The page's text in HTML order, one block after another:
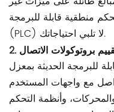
منطقية قابلة للبرمجة
(PLC) لا تلبي احتياجاتك.
تقييم بروتوكولات الاتصال
للبرمجة الحديثة بمعزل
مع واجهات المستخدم
وأنظمة التحكم